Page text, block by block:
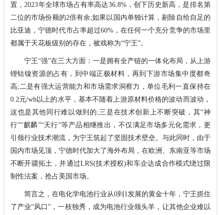
置，2023年全球市场占有率高达36.8%，创下历史新高，是排名第
二位的市场份额的2倍有余;如果以国内单独计算，剔除自给自足的
比亚迪，宁德时代市占率超过60%，在任何一个充分竞争的市场里
都属于天花板级别的存在，被戏称为“宁王”。
宁王“强”在三大方面：一是拥有全产链的一体化布局，从上游
锂钴镍资源的占有，到中端正极材料，再到下游市场集中度都奇
高;二是有强大运营能力和市场需求洞察力，单位毛利一直保持在
0.2元/wh以上的水平，基本不随着上游原材料价格的波动而波动，
这也是其他同行难以做到的;三是在技术创新上不断突破，其“神
行”“麒麟”“天行”等产品相继推出，不仅满足市场多元化需求，更
引领行业技术潮流，为宁王筑起了坚固技术壁垒。与此同时，由于
国内市场见顶，宁德时代加大了海外布局，在欧洲、东南亚等市场
不断开疆拓土，并通过LRS(技术授权)和车企达成合作模式绕过限
制性法案，抢占美国市场。
简言之，在电化学电池行业从0到1发展的黄金十年，宁王抓住
了产业“风口”，一枝独秀，成为电池行业领头羊，让其他企业难以